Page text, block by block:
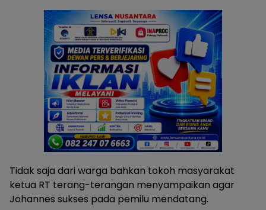
Tidak saja dari warga bahkan tokoh masyarakat
ketua RT terang-terangan menyampaikan agar
Johannes sukses pada pemilu mendatang.